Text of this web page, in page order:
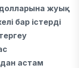
жуық
бар істерді
астам